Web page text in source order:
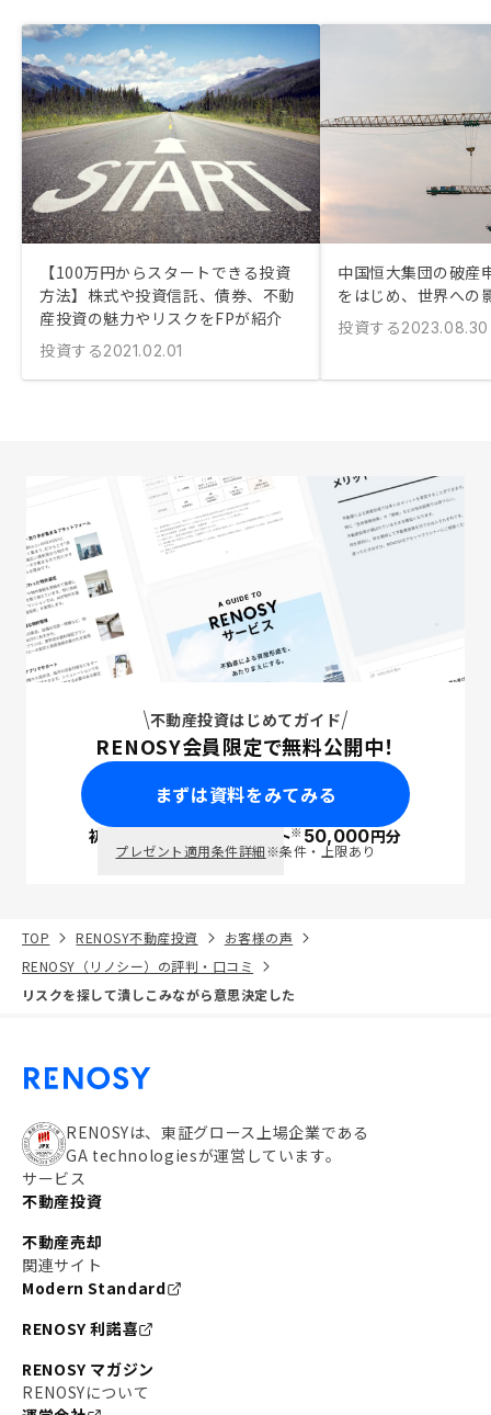
【100万円からスタートできる投資
方法】株式や投資信託、債券、不動
産投資の魅力やリスクをFPが紹介
投資する2021.02.01
中国恒大集団の破産
をはじめ、世界への
投資する2023.08.30
不動産投資はじめてガイド
RENOSY会員限定で無料公開中！
まずは資料をみてみる
初回面談で ポイント※50,000円分
プレゼント適用条件詳細※条件・上限あり
TOP RENOSY不動産投資
お客様の声
RENOSY（リノシー）の評判・口コミ
リスクを探して潰しこみながら意思決定した
RENOSYは、東証グロース上場企業である
GA technologiesが運営しています。
サービス
不動産投資
不動産売却
関連サイト
Modern Standard
RENOSY 利諾喜
RENOSY マガジン
RENOSYについて